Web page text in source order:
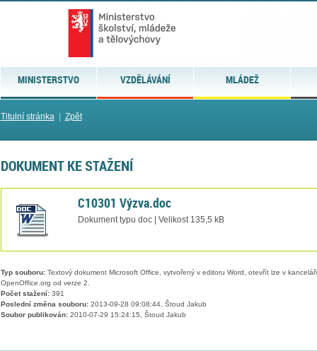
MINISTERSTVO VZDĚLÁVÁNÍ MLÁDEŽ
Titulní stránka| Zpět
DOKUMENT KE STAŽENÍ
C10301 Výzva.doc
Dokument typu doc | Velikost 135,5 kB
Typ souboru:Textový dokument Microsoft Office, vytvořený v editoru Word, otevřít lze v
OpenOffice.org od verze 2.
Počet stažení:391
Poslední změna souboru:2013-09-28 09:08:44, Štoud Jakub
Soubor publikován:2010-07-29 15:24:15, Štoud Jakub